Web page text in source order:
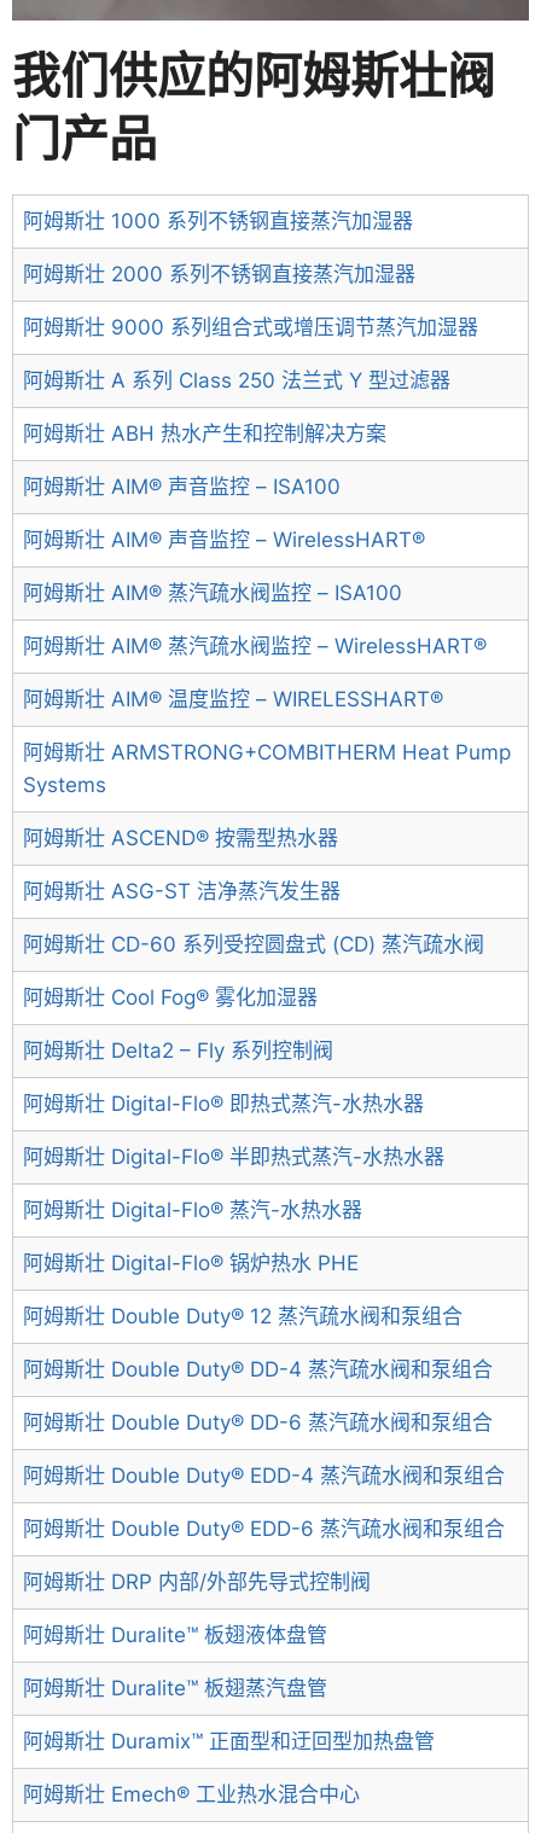
我们供应的阿姆斯壮阀
门产品
阿姆斯壮 1000 系列不锈钢直接蒸汽加湿器
阿姆斯壮 2000 系列不锈钢直接蒸汽加湿器
阿姆斯壮 9000 系列组合式或增压调节蒸汽加湿器
阿姆斯壮 A 系列 Class 250 法兰式 Y 型过滤器
阿姆斯壮 ABH 热水产生和控制解决方案
阿姆斯壮 AIM® 声音监控 – ISA100
阿姆斯壮 AIM® 声音监控 – WirelessHART®
阿姆斯壮 AIM® 蒸汽疏水阀监控 – ISA100
阿姆斯壮 AIM® 蒸汽疏水阀监控 – WirelessHART®
阿姆斯壮 AIM® 温度监控 – WIRELESSHART®
阿姆斯壮 ARMSTRONG+COMBITHERM Heat Pump
Systems
阿姆斯壮 ASCEND® 按需型热水器
阿姆斯壮 ASG-ST 洁净蒸汽发生器
阿姆斯壮 CD-60 系列受控圆盘式 (CD) 蒸汽疏水阀
阿姆斯壮 Cool Fog® 雾化加湿器
阿姆斯壮 Delta2 – Fly 系列控制阀
阿姆斯壮 Digital-Flo® 即热式蒸汽-水热水器
阿姆斯壮 Digital-Flo® 半即热式蒸汽-水热水器
阿姆斯壮 Digital-Flo® 蒸汽-水热水器
阿姆斯壮 Digital-Flo® 锅炉热水 PHE
阿姆斯壮 Double Duty® 12 蒸汽疏水阀和泵组合
阿姆斯壮 Double Duty® DD-4 蒸汽疏水阀和泵组合
阿姆斯壮 Double Duty® DD-6 蒸汽疏水阀和泵组合
阿姆斯壮 Double Duty® EDD-4 蒸汽疏水阀和泵组合
阿姆斯壮 Double Duty® EDD-6 蒸汽疏水阀和泵组合
阿姆斯壮 DRP 内部/外部先导式控制阀
阿姆斯壮 Duralite™ 板翅液体盘管
阿姆斯壮 Duralite™ 板翅蒸汽盘管
阿姆斯壮 Duramix™ 正面型和迂回型加热盘管
阿姆斯壮 Emech® 工业热水混合中心